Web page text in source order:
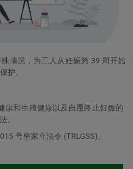
情况，为工人从妊娠第 39 周开始
护。
康和生殖健康以及自愿终止妊娠的
。
号皇家立法令 (TRLGSS)。